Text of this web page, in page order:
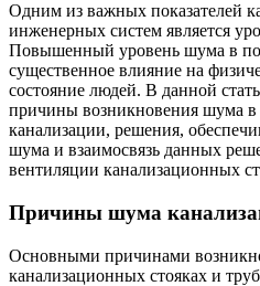
Одним из важных показателей
инженерных систем является
Повышенный уровень шума в
существенное влияние на
состояние людей. В данной
причины возникновения шума в
канализации, решения,
шума и взаимосвязь данных
вентиляции канализационных
Причины шума
Основными причинами
канализационных стояках и